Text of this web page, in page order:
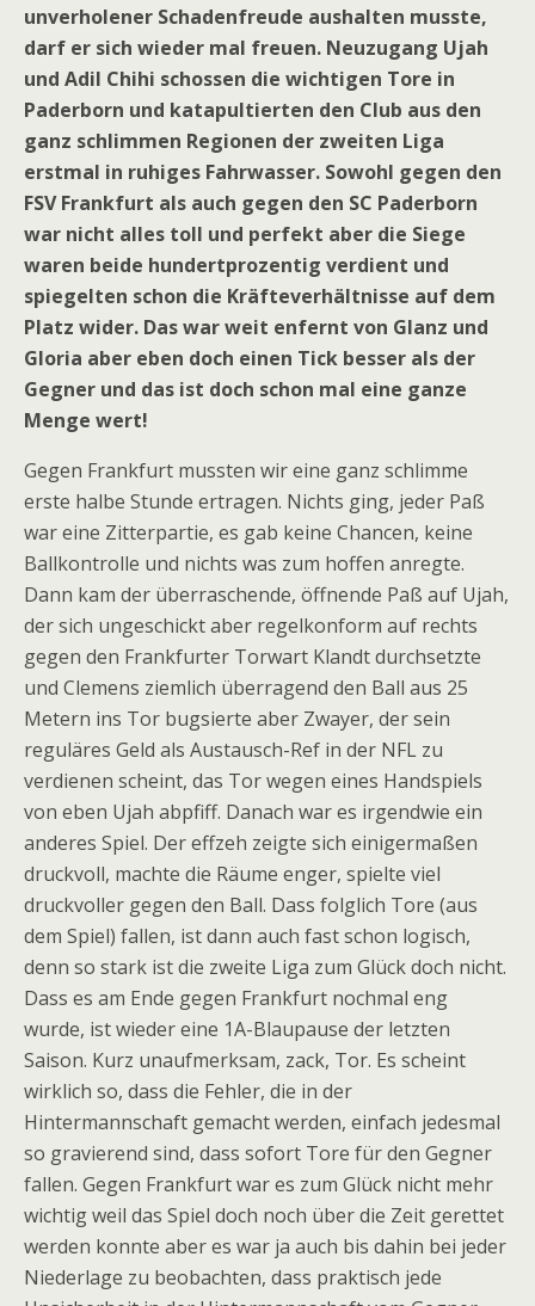
unverholener Schadenfreude aushalten musste,
darf er sich wieder mal freuen. Neuzugang Ujah
und Adil Chihi schossen die wichtigen Tore in
Paderborn und katapultierten den Club aus den
ganz schlimmen Regionen der zweiten Liga
erstmal in ruhiges Fahrwasser. Sowohl gegen den
FSV Frankfurt als auch gegen den SC Paderborn
war nicht alles toll und perfekt aber die Siege
waren beide hundertprozentig verdient und
spiegelten schon die Kräfteverhältnisse auf dem
Platz wider. Das war weit enfernt von Glanz und
Gloria aber eben doch einen Tick besser als der
Gegner und das ist doch schon mal eine ganze
Menge wert!
Gegen Frankfurt mussten wir eine ganz schlimme
erste halbe Stunde ertragen. Nichts ging, jeder Paß
war eine Zitterpartie, es gab keine Chancen, keine
Ballkontrolle und nichts was zum hoffen anregte.
Dann kam der überraschende, öffnende Paß auf Ujah,
der sich ungeschickt aber regelkonform auf rechts
gegen den Frankfurter Torwart Klandt durchsetzte
und Clemens ziemlich überragend den Ball aus 25
Metern ins Tor bugsierte aber Zwayer, der sein
reguläres Geld als Austausch-Ref in der NFL zu
verdienen scheint, das Tor wegen eines Handspiels
von eben Ujah abpfiff. Danach war es irgendwie ein
anderes Spiel. Der effzeh zeigte sich einigermaßen
druckvoll, machte die Räume enger, spielte viel
druckvoller gegen den Ball. Dass folglich Tore (aus
dem Spiel) fallen, ist dann auch fast schon logisch,
denn so stark ist die zweite Liga zum Glück doch nicht.
Dass es am Ende gegen Frankfurt nochmal eng
wurde, ist wieder eine 1A-Blaupause der letzten
Saison. Kurz unaufmerksam, zack, Tor. Es scheint
wirklich so, dass die Fehler, die in der
Hintermannschaft gemacht werden, einfach jedesmal
so gravierend sind, dass sofort Tore für den Gegner
fallen. Gegen Frankfurt war es zum Glück nicht mehr
wichtig weil das Spiel doch noch über die Zeit gerettet
werden konnte aber es war ja auch bis dahin bei jeder
Niederlage zu beobachten, dass praktisch jede